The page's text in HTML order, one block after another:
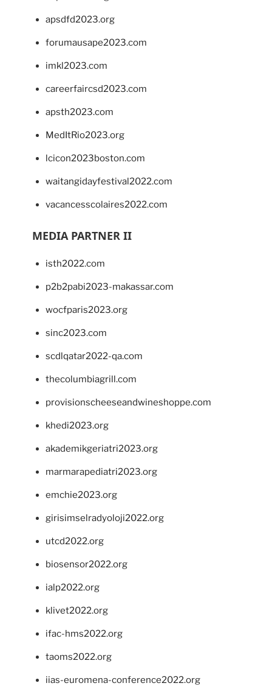
apsdfd2023.org
forumausape2023.com
imkl2023.com
careerfaircsd2023.com
apsth2023.com
MedItRio2023.org
lcicon2023boston.com
waitangidayfestival2022.com
vacancesscolaires2022.com
MEDIA PARTNER II
isth2022.com
p2b2pabi2023-makassar.com
wocfparis2023.org
sinc2023.com
scdlqatar2022-qa.com
thecolumbiagrill.com
provisionscheeseandwineshoppe.com
khedi2023.org
akademikgeriatri2023.org
marmarapediatri2023.org
emchie2023.org
girisimselradyoloji2022.org
utcd2022.org
biosensor2022.org
ialp2022.org
klivet2022.org
ifac-hms2022.org
taoms2022.org
iias-euromena-conference2022.org